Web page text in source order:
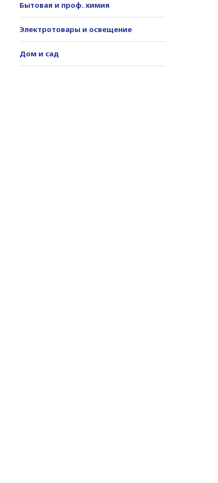
Бытовая и проф. химия
Электротовары и освещение
Дом и сад